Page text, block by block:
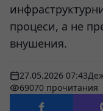
процеси, а не
внушения.
27.05.2026 07:43
69070 прочитания